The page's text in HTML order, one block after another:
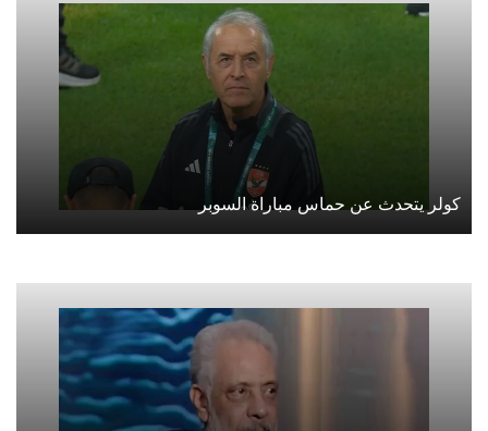
كولر يتحدث عن حماس مباراة السوبر